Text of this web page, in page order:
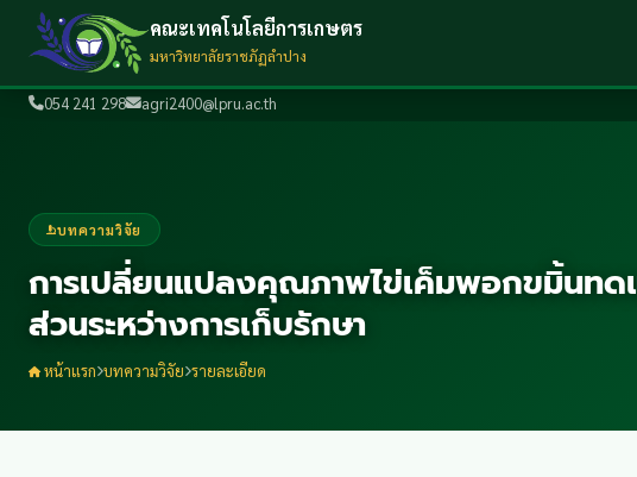
054 241 298 agri2400@lpru.ac.th
คณะเทคโนโลยีการเกษตร
มหาวิทยาลัยราชภัฏลำปาง
บทความวิจัย
การเปลี่ยนแปลงคุณภาพไข่เค็มพอกขมิ้นท
ส่วนระหว่างการเก็บรักษา
หน้าแรก บทความวิจัย รายละเอียด